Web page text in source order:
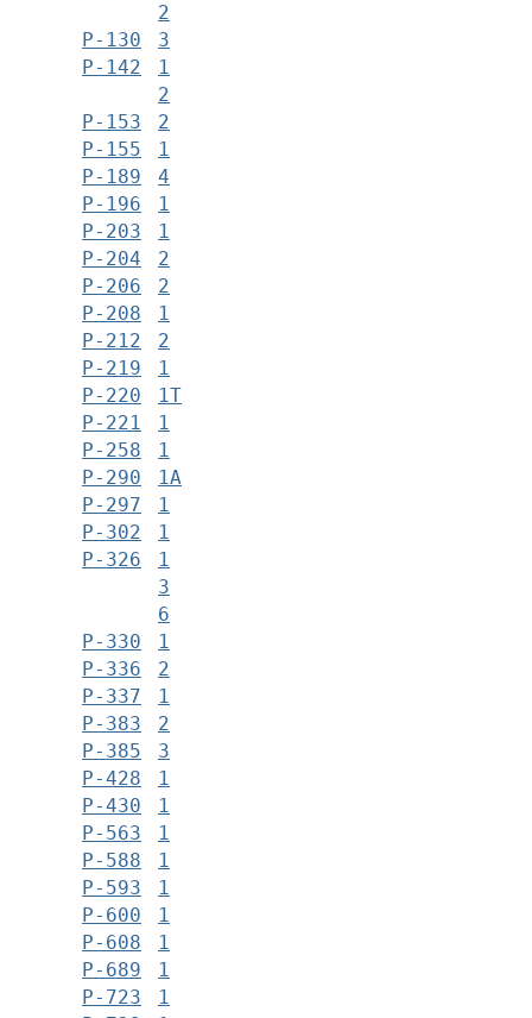
2
Р-130
3
Р-142
1
2
Р-153
2
Р-155
1
Р-189
4
Р-196
1
Р-203
1
Р-204
2
Р-206
2
Р-208
1
Р-212
2
Р-219
1
Р-220
1Т
Р-221
1
Р-258
1
Р-290
1А
Р-297
1
Р-302
1
Р-326
1
3
6
Р-330
1
Р-336
2
Р-337
1
Р-383
2
Р-385
3
Р-428
1
Р-430
1
Р-563
1
Р-588
1
Р-593
1
Р-600
1
Р-608
1
Р-689
1
Р-723
1